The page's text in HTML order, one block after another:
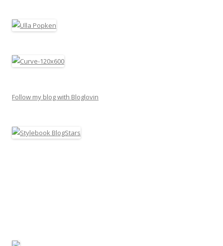
Follow my blog with Bloglovin